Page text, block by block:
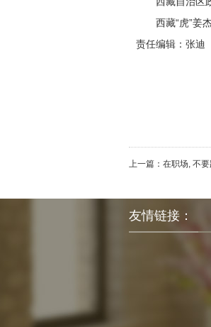
西藏“虎”姜杰
责任编辑：张迪
上一篇： 在职场, 不
友情链接：